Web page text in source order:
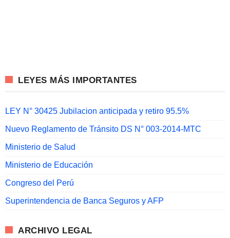
LEYES MÁS IMPORTANTES
LEY N° 30425 Jubilacion anticipada y retiro 95.5%
Nuevo Reglamento de Tránsito DS N° 003-2014-MTC
Ministerio de Salud
Ministerio de Educación
Congreso del Perú
Superintendencia de Banca Seguros y AFP
ARCHIVO LEGAL